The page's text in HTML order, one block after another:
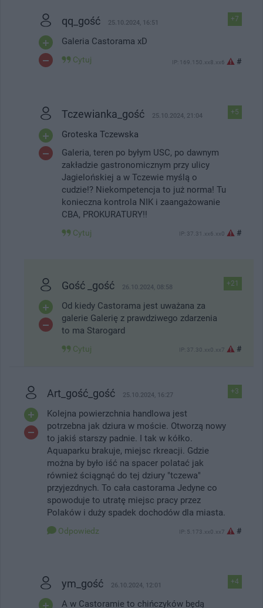
+7
qq_gość 25.10.2024, 16:51
Galeria Castorama xD
Cytuj IP: 169.150.xx8.xx6 #
+5
Tczewianka_gość 25.10.2024, 21:04
Groteska Tczewska
Galeria, teren po byłym USC, po dawnym
zakładzie gastronomicznym przy ulicy
Jagielońskiej a w Tczewie myślą o
cudzie!? Niekompetencja to już norma! Tu
konieczna kontrola NIK i zaangażowanie
CBA, PROKURATURY!!
Cytuj IP: 37.31.xx6.xx0 #
+21
Gość _gość 26.10.2024, 08:58
Od kiedy Castorama jest uważana za
galerie Galerię z prawdziwego zdarzenia
to ma Starogard
Cytuj IP: 37.30.xx0.xx7 #
+3
Art_gość_gość 25.10.2024, 16:27
Kolejna powierzchnia handlowa jest
potrzebna jak dziura w moście. Otworzą nowy
to jakiś starszy padnie. I tak w kółko.
Aquaparku brakuje, miejsc rkreacji. Gdzie
można by było iść na spacer polatać jak
również ściągnąć do tej dziury "tczewa"
przyjezdnych. To cała castorama Jedyne co
spowoduje to utratę miejsc pracy przez
Polaków i duży spadek dochodów dla miasta.
Odpowiedz IP: 5.173.xx0.xx7 #
+4
ym_gość 26.10.2024, 12:01
A w Castoramie to chińczyków będą